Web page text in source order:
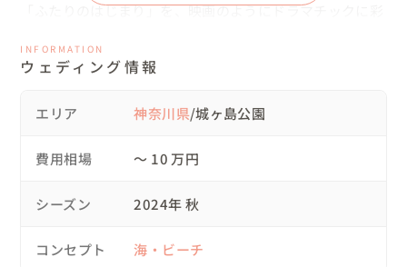
「ふたりのはじまり」を、映画のようにドラマチックに彩
あなたも、大切な一日をもっと特別に演出してみません
INFORMATION
ウェディング情報
エリア 神奈川県/城ヶ島公園
費用相場 〜 10 万円
シーズン 2024年 秋
コンセプト 海・ビーチ